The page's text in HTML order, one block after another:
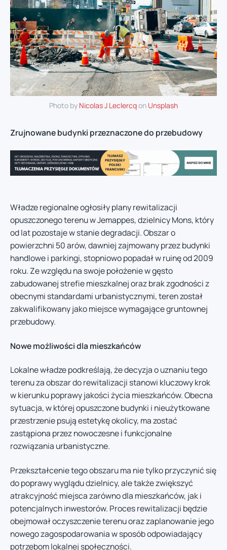
Photo by Nicolas J Leclercqon Unsplash
Zrujnowane budynki przeznaczone do przebudowy
Władze regionalne ogłosiły plany rewitalizacji
opuszczonego terenu w Jemappes, dzielnicy Mons, który
od lat pozostaje w stanie degradacji. Obszar o
powierzchni 50 arów, dawniej zajmowany przez budynki
handlowe i parkingi, stopniowo popadał w ruinę od 2009
roku. Ze względu na swoje położenie w gęsto
zabudowanej strefie mieszkalnej oraz brak zgodności z
obecnymi standardami urbanistycznymi, teren został
zakwalifikowany jako miejsce wymagające gruntownej
przebudowy.
Nowe możliwości dla mieszkańców
Lokalne władze podkreślają, że decyzja o uznaniu tego
terenu za obszar do rewitalizacji stanowi kluczowy krok
w kierunku poprawy jakości życia mieszkańców. Obecna
sytuacja, w której opuszczone budynki i nieużytkowane
przestrzenie psują estetykę okolicy, ma zostać
zastąpiona przez nowoczesne i funkcjonalne
rozwiązania urbanistyczne.
Przekształcenie tego obszaru ma nie tylko przyczynić się
do poprawy wyglądu dzielnicy, ale także zwiększyć
atrakcyjność miejsca zarówno dla mieszkańców, jak i
potencjalnych inwestorów. Proces rewitalizacji będzie
obejmował oczyszczenie terenu oraz zaplanowanie jego
nowego zagospodarowania w sposób odpowiadający
potrzebom lokalnej społeczności.